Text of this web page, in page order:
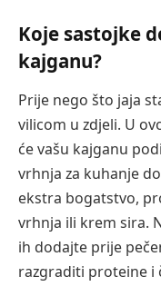
Koje sastojke
kajganu?
Prije nego što jaja
vilicom u zdjeli. U
će vašu kajganu
vrhnja za kuhanje
ekstra bogatstvo,
vrhnja ili krem sira.
ih dodajte prije
razgraditi proteine i